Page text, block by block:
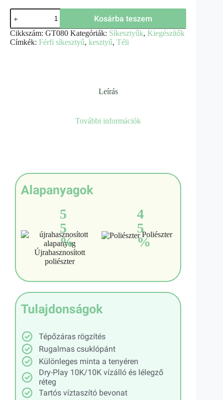
Kosárba teszem
Cikkszám: GT080 Kategóriák: Síkesztyűk, Kiegészítők
Címkék: Férfi síkesztyű, kesztyű, Téli
Leírás
További információk
Alapanyagok
5
5
%
Újrahasznosított
poliészter
4
5
%
Poliészter
Tulajdonságok
Tépőzáras rögzítés
Rugalmas csuklópánt
Különleges minta a tenyéren
Dry-Play 10K/10K vízálló és lélegző
réteg
Tartós víztaszító bevonat